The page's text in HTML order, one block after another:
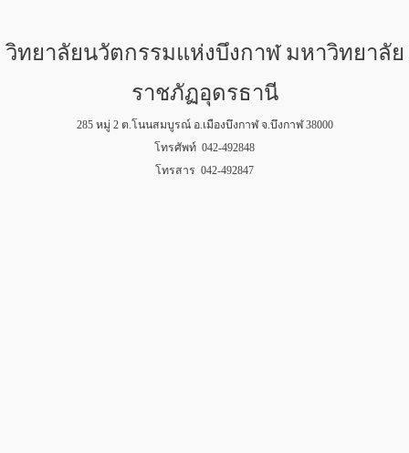
วิทยาลัยนวัตกรรมแห่งบึงกาฬ มหาวิทยาลัย
ราชภัฏอุดรธานี
285 หมู่ 2 ต.โนนสมบูรณ์ อ.เมืองบึงกาฬ จ.บึงกาฬ 38000
โทรศัพท์ 042-492848
โทรสาร 042-492847